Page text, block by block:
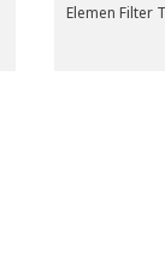
Elemen Filter